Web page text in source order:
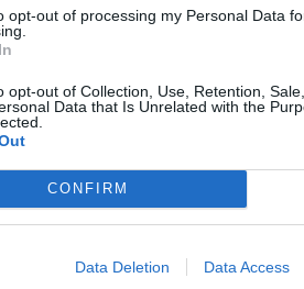
opt-out of processing my Personal Data
opt-out of Collection, Use, Retention,
Data that Is Unrelated with the
CONFIRM
Data Deletion Data Access
es